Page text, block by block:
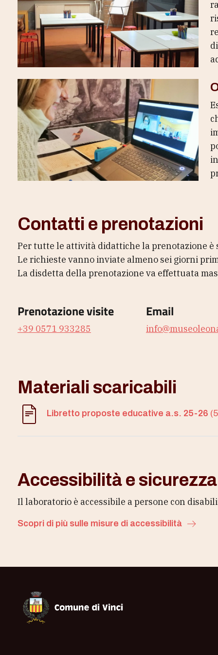
Contatti e prenotazioni
Per tutte le attività didattiche la prenotazione è
Le richieste vanno inviate almeno sei giorni
La disdetta della prenotazione va effettuata
Prenotazione visite
+39 0571 933285
Email
Materiali scaricabili
Libretto proposte educative a.s. 25-26
Accessibilità e sicurezza
Il laboratorio è accessibile a persone con
Scopri di più sulle misure di accessibilità
Leonardiano di Vinci